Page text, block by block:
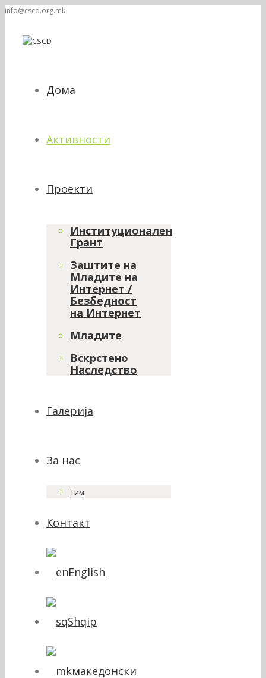
info@cscd.org.mk
Дома
Активности
Проекти
Институционален
Грант
Заштите на
Младите на
Интернет /
Безбедност
на Интернет
Младите
Вскрстено
Наследство
Галерија
За нас
Тим
Контакт
English
Shqip
македонски